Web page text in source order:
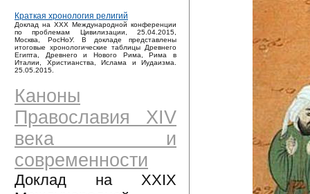
Краткая хронология религий
Доклад на XXX Международной конференции
по проблемам Цивилизации, 25.04.2015,
Москва, РосНоУ. В докладе представлены
итоговые хронологические таблицы Древнего
Египта, Древнего и Нового Рима, Рима в
Италии, Христианства, Ислама и Иудаизма.
25.05.2015.
Каноны
Православия XIV
века и
современности
Доклад на XXIX